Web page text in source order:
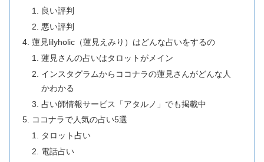
良い評判
悪い評判
蓮見lilyholic（蓮見えみり）はどんな占いをするの
蓮見さんの占いはタロットがメイン
インスタグラムからココナラの蓮見さんがどんな人
かわかる
占い師情報サービス「アタルノ」でも掲載中
ココナラで人気の占い5選
タロット占い
電話占い